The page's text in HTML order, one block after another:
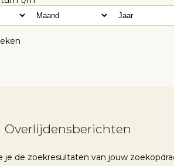
Overlijdensberichten
je de zoekresultaten van jouw